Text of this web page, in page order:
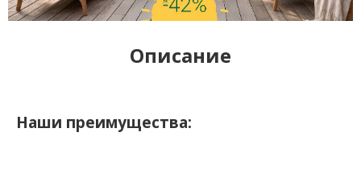
Описание
Наши преимущества: